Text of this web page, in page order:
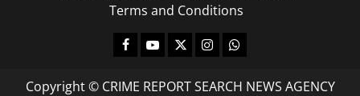
Terms and Conditions
Facebook
Youtube
X InstagramWhatsapp
Copyright © CRIME REPORT SEARCH NEWS AGENCY